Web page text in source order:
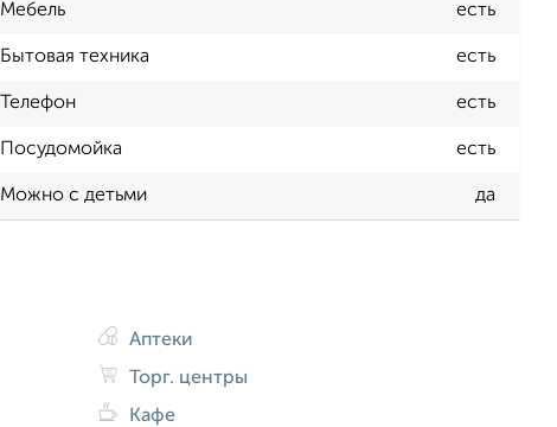
Мебель есть
Бытовая техника есть
Телефон есть
Посудомойка есть
Можно с детьми да
Аптеки
Торг. центры
Кафе